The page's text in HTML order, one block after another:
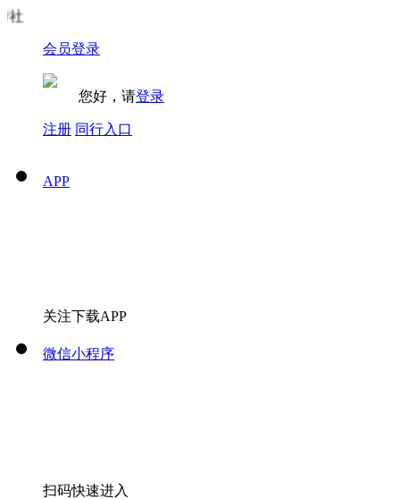
会员登录
您好，请登录
注册 同行入口
APP
关注下载APP
微信小程序
扫码快速进入